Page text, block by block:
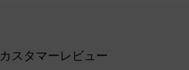
カスタマーレビュー